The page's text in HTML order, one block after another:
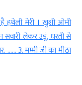
हथेली मेरी । खुशी ओमी
सवारी लेकर उडूं, धरती से
…… 3. मम्मी जी का मीठा